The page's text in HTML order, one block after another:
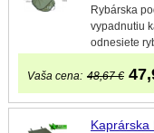
Rybárska
vypadnutiu
odnesiete
Vaša cena: 48,67 €
Kaprárska